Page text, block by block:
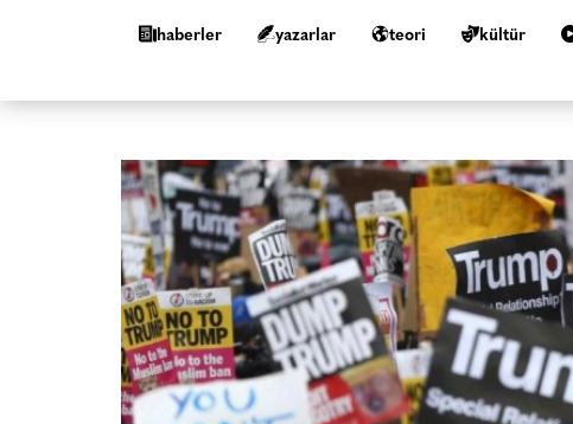
haberler yazarlar teori kültür